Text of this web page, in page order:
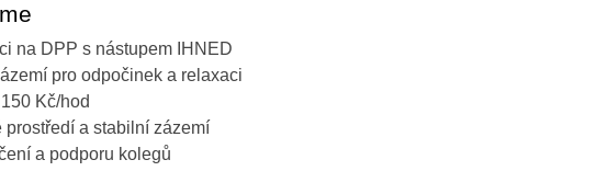
na DPP s nástupem IHNED
pro odpočinek a relaxaci
Kč/hod
prostředí a stabilní zázemí
a podporu kolegů